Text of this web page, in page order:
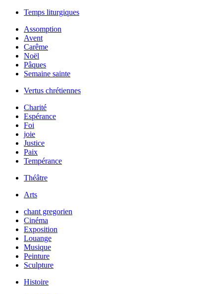
Temps liturgiques
Assomption
Avent
Carême
Noël
Pâques
Semaine sainte
Vertus chrétiennes
Charité
Espérance
Foi
joie
Justice
Paix
Tempérance
Théâtre
Arts
chant gregorien
Cinéma
Exposition
Louange
Musique
Peinture
Sculpture
Histoire